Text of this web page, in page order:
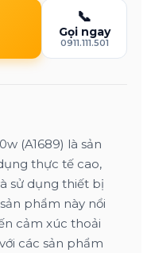
📞
Gọi ngay
0911.111.501
(A1689) là sản
thực tế cao,
sử dụng thiết bị
phẩm này nổi
cảm xúc thoải
các sản phẩm